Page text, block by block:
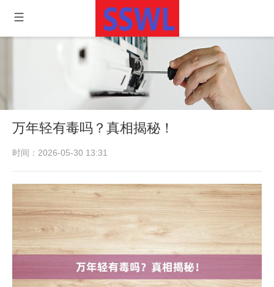
万年轻有毒吗？真相揭秘！
时间：2026-05-30 13:31